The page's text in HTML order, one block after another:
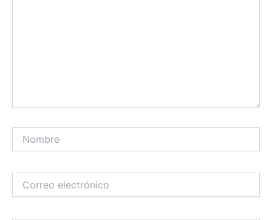
electrónico